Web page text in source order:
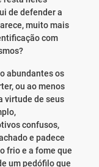
de defender a
muito mais
com
abundantes os
ou ao menos
virtude de seus
confusos,
e padece
frio e a fome que
um pedófilo que